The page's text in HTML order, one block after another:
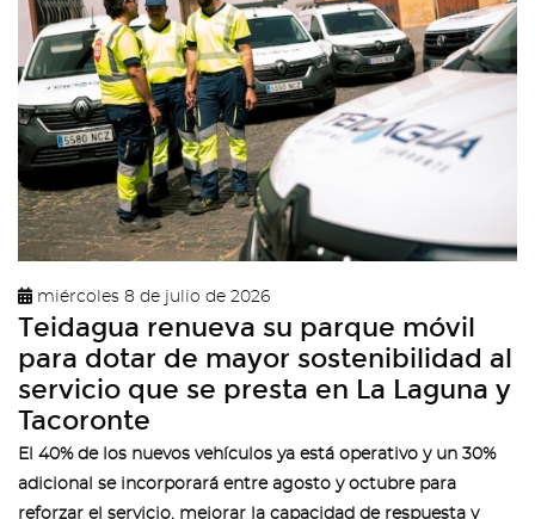
miércoles 8 de julio de 2026
Teidagua renueva su parque móvil
para dotar de mayor sostenibilidad al
servicio que se presta en La Laguna y
Tacoronte
El 40% de los nuevos vehículos ya está operativo y un 30%
adicional se incorporará entre agosto y octubre para
reforzar el servicio, mejorar la capacidad de respuesta y